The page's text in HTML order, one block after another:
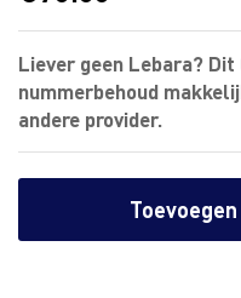
Liever geen Lebara?
nummerbehoud
andere provider.